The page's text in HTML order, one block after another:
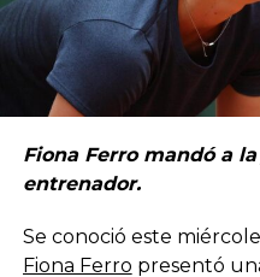
Fiona Ferro mandó a
entrenador.
Se conoció este
Fiona Ferro presentó